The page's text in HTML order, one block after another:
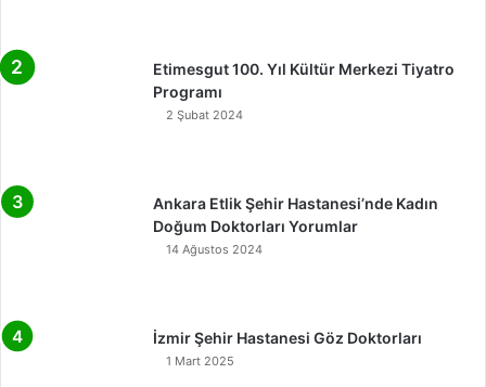
Etimesgut 100. Yıl Kültür Merkezi Tiyatro
Programı
2 Şubat 2024
Ankara Etlik Şehir Hastanesi’nde Kadın
Doğum Doktorları Yorumlar
14 Ağustos 2024
İzmir Şehir Hastanesi Göz Doktorları
1 Mart 2025